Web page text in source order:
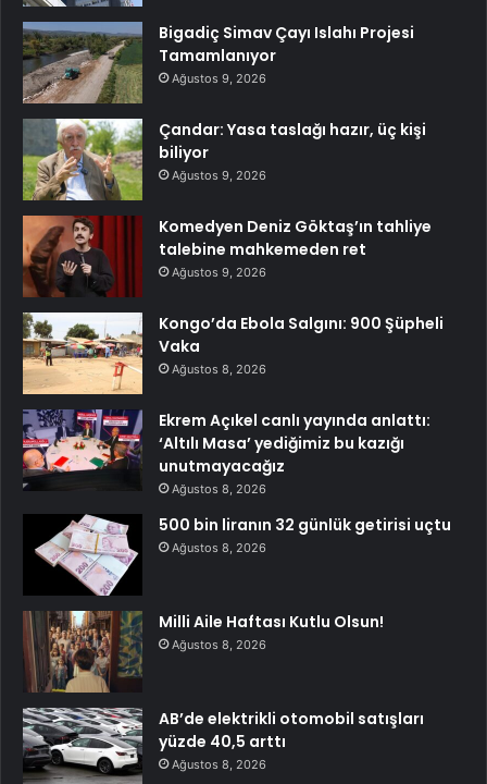
Bigadiç Simav Çayı Islahı Projesi
Tamamlanıyor
Ağustos 9, 2026
Çandar: Yasa taslağı hazır, üç kişi
biliyor
Ağustos 9, 2026
Komedyen Deniz Göktaş’ın tahliye
talebine mahkemeden ret
Ağustos 9, 2026
Kongo’da Ebola Salgını: 900 Şüpheli
Vaka
Ağustos 8, 2026
Ekrem Açıkel canlı yayında anlattı:
‘Altılı Masa’ yediğimiz bu kazığı
unutmayacağız
Ağustos 8, 2026
500 bin liranın 32 günlük getirisi uçtu
Ağustos 8, 2026
Milli Aile Haftası Kutlu Olsun!
Ağustos 8, 2026
AB’de elektrikli otomobil satışları
yüzde 40,5 arttı
Ağustos 8, 2026